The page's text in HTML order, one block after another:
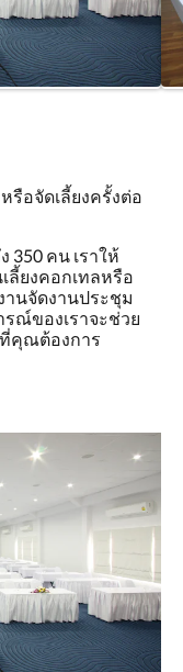
รือจัดเลี้ยงครั้งต่อ
350 คน เราให้
ลี้ยงคอกเทลหรือ
านจัดงานประชุม
รณ์ของเราจะช่วย
คุณต้องการ